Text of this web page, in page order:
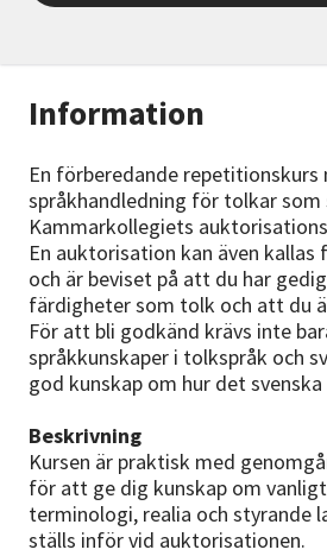
Information
En förberedande repetitionskurs
språkhandledning för tolkar
Kammarkollegiets
En auktorisation kan även
och är beviset på att du har
färdigheter som tolk och att du
För att bli godkänd krävs inte
språkkunskaper i tolkspråk och
god kunskap om hur det
Beskrivning
Kursen är praktisk med
för att ge dig kunskap om
terminologi, realia och styrande
ställs inför vid auktorisationen.